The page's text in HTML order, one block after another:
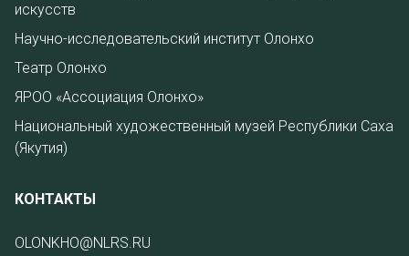
искусств
Научно-исследовательский институт Олонхо
Театр Олонхо
ЯРОО «Ассоциация Олонхо»
Национальный художественный музей Республики Саха
(Якутия)
КОНТАКТЫ
OLONKHO@NLRS.RU